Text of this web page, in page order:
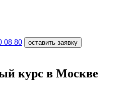
08 80 оставить заявку
курс в Москве